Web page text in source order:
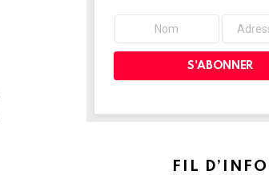
FIL D’INFO